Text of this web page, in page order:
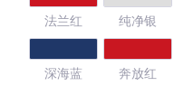
法兰红 纯净银
深海蓝 奔放红